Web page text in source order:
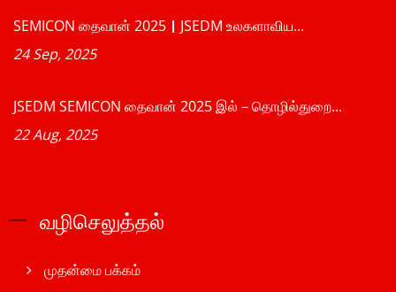
SEMICON தைவான் 2025｜JSEDM உலகளாவிய...
24 Sep, 2025
JSEDM SEMICON தைவான் 2025 இல் – தொழில்துறை...
22 Aug, 2025
வழிசெலுத்தல்
முதன்மை பக்கம்